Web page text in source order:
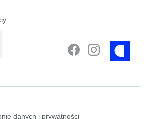
danych i prywatności